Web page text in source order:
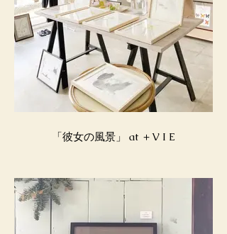
「彼女の風景」 at ＋V I E